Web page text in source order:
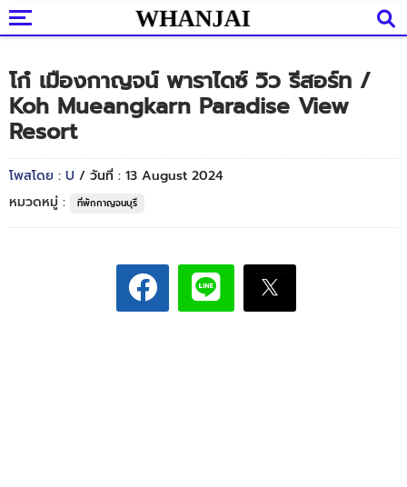
โก๋ เมืองกาญจน์ พาราไดซ์ วิว รีสอร์ท /
Koh Mueangkarn Paradise View
Resort
โพสโดย : U / วันที่ : 13 August 2024
หมวดหมู่ :
ที่พักกาญจนบุรี